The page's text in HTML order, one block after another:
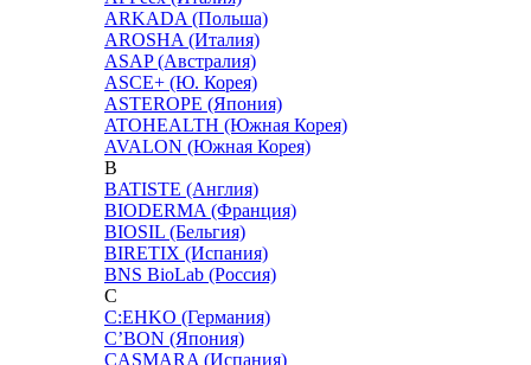
ARKADA (Польша)
AROSHA (Италия)
ASAP (Австралия)
ASCE+ (Ю. Корея)
ASTEROPE (Япония)
ATOHEALTH (Южная Корея)
AVALON (Южная Корея)
B
BATISTE (Англия)
BIODERMA (Франция)
BIOSIL (Бельгия)
BIRETIX (Испания)
BNS BioLab (Россия)
C
C:EHKO (Германия)
C’BON (Япония)
CASMARA (Испания)